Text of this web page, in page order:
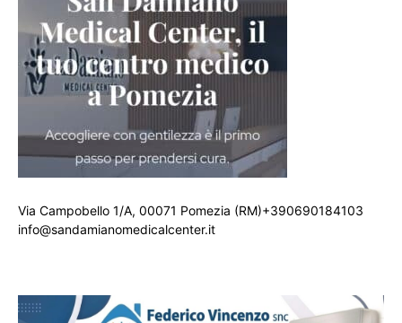
Via Campobello 1/A, 00071 Pomezia (RM)+390690184103
info@sandamianomedicalcenter.it